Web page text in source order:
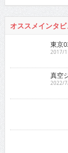
東京
2017/
真空
ロザ
2009/
有
2017/
ゴ